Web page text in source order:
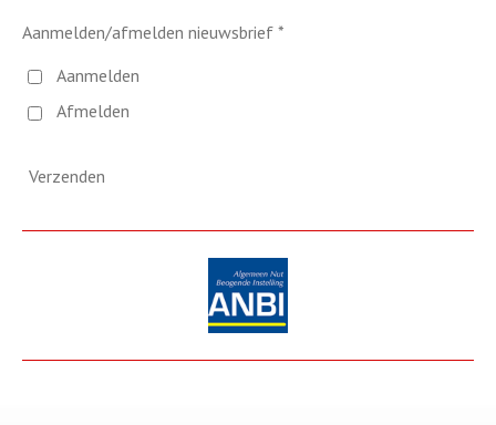
Aanmelden/afmelden nieuwsbrief *
Aanmelden
Afmelden
Verzenden